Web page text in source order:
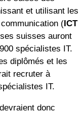
et utilisant les
(ICT
suisses auront
spécialistes IT.
diplômés et les
recruter à
IT.
donc